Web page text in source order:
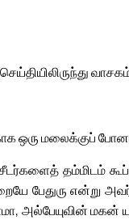
ஒரு மலைக்குப்
தம்மிடம்
பேதுரு என்று
அல்பேயுவின்